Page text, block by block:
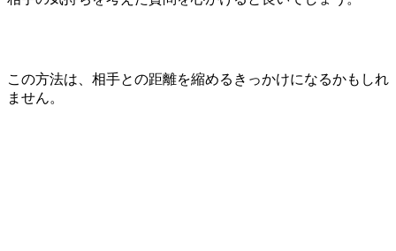
この方法は、相手との距離を縮めるきっかけになるかもしれ
ません。